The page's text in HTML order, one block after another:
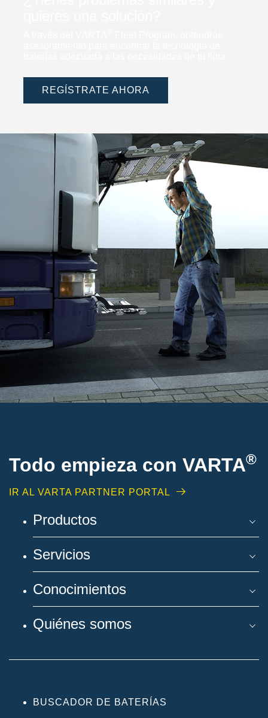
REGÍSTRATE AHORA
Todo empieza con VARTA®
IR AL VARTA PARTNER PORTAL
Productos
Servicios
Conocimientos
Quiénes somos
BUSCADOR DE BATERÍAS